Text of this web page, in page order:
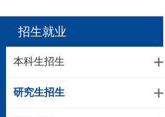
招生就业
本科生招生
研究生招生